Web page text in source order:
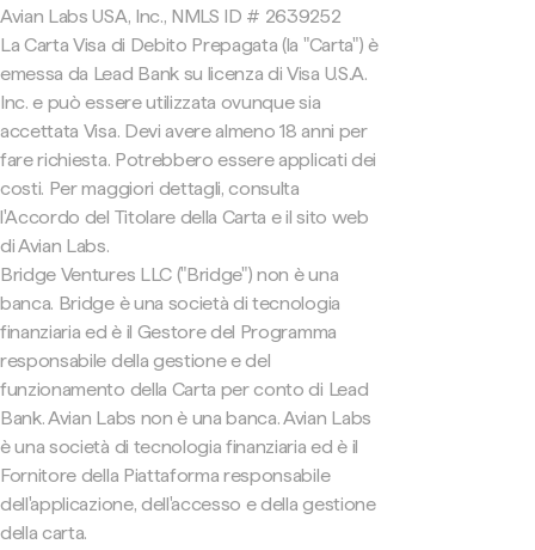
Avian Labs USA, Inc., NMLS ID # 2639252
La Carta Visa di Debito Prepagata (la "Carta") è
emessa da Lead Bank su licenza di Visa U.S.A.
Inc. e può essere utilizzata ovunque sia
accettata Visa. Devi avere almeno 18 anni per
fare richiesta. Potrebbero essere applicati dei
costi. Per maggiori dettagli, consulta
l'Accordo del Titolare della Carta e il sito web
di Avian Labs.
Bridge Ventures LLC ("Bridge") non è una
banca. Bridge è una società di tecnologia
finanziaria ed è il Gestore del Programma
responsabile della gestione e del
funzionamento della Carta per conto di Lead
Bank. Avian Labs non è una banca. Avian Labs
è una società di tecnologia finanziaria ed è il
Fornitore della Piattaforma responsabile
dell'applicazione, dell'accesso e della gestione
della carta.